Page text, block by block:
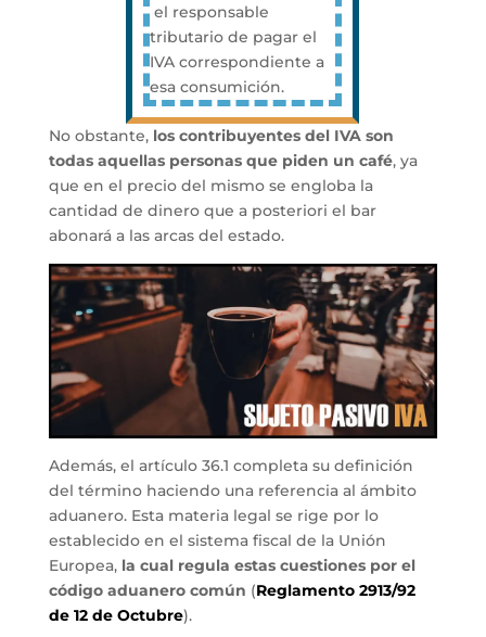
el responsable
tributario de pagar el
IVA correspondiente a
esa consumición.
No obstante, los contribuyentes del IVA son
todas aquellas personas que piden un café, ya
que en el precio del mismo se engloba la
cantidad de dinero que a posteriori el bar
abonará a las arcas del estado.
Además, el artículo 36.1 completa su definición
del término haciendo una referencia al ámbito
aduanero. Esta materia legal se rige por lo
establecido en el sistema fiscal de la Unión
Europea, la cual regula estas cuestiones por el
código aduanero común (Reglamento 2913/92
de 12 de Octubre).